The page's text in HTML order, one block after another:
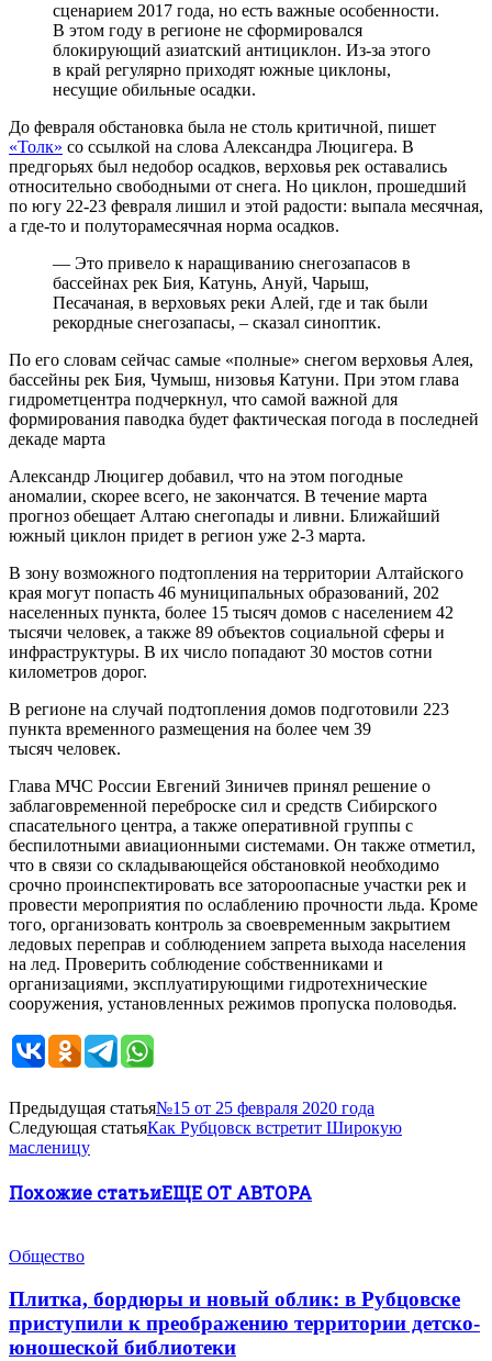
сценарием 2017 года, но есть важные особенности.
В этом году в регионе не сформировался
блокирующий азиатский антициклон. Из-за этого
в край регулярно приходят южные циклоны,
несущие обильные осадки.
До февраля обстановка была не столь критичной, пишет
«Толк» со ссылкой на слова Александра Люцигера. В
предгорьях был недобор осадков, верховья рек оставались
относительно свободными от снега. Но циклон, прошедший
по югу 22-23 февраля лишил и этой радости: выпала месячная,
а где-то и полуторамесячная норма осадков.
— Это привело к наращиванию снегозапасов в
бассейнах рек Бия, Катунь, Ануй, Чарыш,
Песачаная, в верховьях реки Алей, где и так были
рекордные снегозапасы, – сказал синоптик.
По его словам сейчас самые «полные» снегом верховья Алея,
бассейны рек Бия, Чумыш, низовья Катуни. При этом глава
гидрометцентра подчеркнул, что самой важной для
формирования паводка будет фактическая погода в последней
декаде марта
Александр Люцигер добавил, что на этом погодные
аномалии, скорее всего, не закончатся. В течение марта
прогноз обещает Алтаю снегопады и ливни. Ближайший
южный циклон придет в регион уже 2-3 марта.
В зону возможного подтопления на территории Алтайского
края могут попасть 46 муниципальных образований, 202
населенных пункта, более 15 тысяч домов с населением 42
тысячи человек, а также 89 объектов социальной сферы и
инфраструктуры. В их число попадают 30 мостов сотни
километров дорог.
В регионе на случай подтопления домов подготовили 223
пункта временного размещения на более чем 39
тысяч человек.
Глава МЧС России Евгений Зиничев принял решение о
заблаговременной переброске сил и средств Сибирского
спасательного центра, а также оперативной группы с
беспилотными авиационными системами. Он также отметил,
что в связи со складывающейся обстановкой необходимо
срочно проинспектировать все затороопасные участки рек и
провести мероприятия по ослаблению прочности льда. Кроме
того, организовать контроль за своевременным закрытием
ледовых переправ и соблюдением запрета выхода населения
на лед. Проверить соблюдение собственниками и
организациями, эксплуатирующими гидротехнические
сооружения, установленных режимов пропуска половодья.
Предыдущая статья№15 от 25 февраля 2020 года
Следующая статьяКак Рубцовск встретит Широкую
масленицу
Похожие статьиЕЩЕ ОТ АВТОРА
Общество
Плитка, бордюры и новый облик: в Рубцовске
приступили к преображению территории детско-
юношеской библиотеки